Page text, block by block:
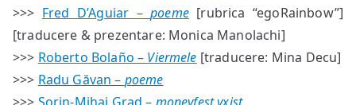
>>> Fred D’Aguiar –poeme[rubrica “egoRainbow”]
[traducere & prezentare: Monica Manolachi]
>>> Roberto Bolaño – Viermele [traducere: Mina Decu]
>>> Radu Găvan – poeme